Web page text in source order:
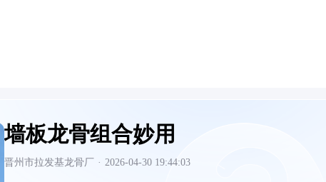
墙板龙骨组合妙用
晋州市拉发基龙骨厂 · 2026-04-30 19:44:03